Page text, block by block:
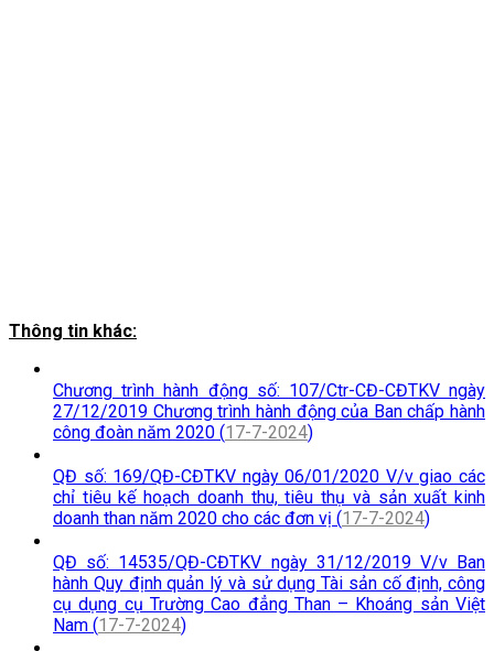
Thông tin khác:
Chương trình hành động số: 107/Ctr-CĐ-CĐTKV ngày
27/12/2019 Chương trình hành động của Ban chấp hành
công đoàn năm 2020 (17-7-2024)
QĐ số: 169/QĐ-CĐTKV ngày 06/01/2020 V/v giao các
chỉ tiêu kế hoạch doanh thu, tiêu thụ và sản xuất kinh
doanh than năm 2020 cho các đơn vị (17-7-2024)
QĐ số: 14535/QĐ-CĐTKV ngày 31/12/2019 V/v Ban
hành Quy định quản lý và sử dụng Tài sản cố định, công
cụ dụng cụ Trường Cao đẳng Than – Khoáng sản Việt
Nam (17-7-2024)